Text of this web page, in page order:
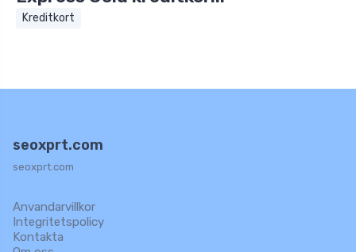
Kreditkort
seoxprt.com
seoxprt.com
Anvandarvillkor
Integritetspolicy
Kontakta